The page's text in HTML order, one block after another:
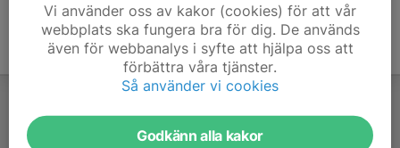
Vi använder oss av kakor (cookies) för att vår
webbplats ska fungera bra för dig. De används
även för webbanalys i syfte att hjälpa oss att
förbättra våra tjänster.
Så använder vi cookies
Godkänn alla kakor